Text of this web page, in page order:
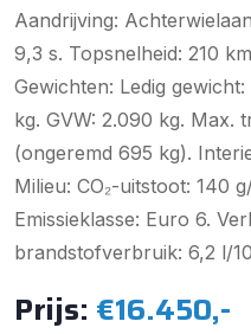
Aandrijving:
9,3 s. Topsnelheid: 210
Gewichten: Ledig
kg. GVW: 2.090 kg. Max.
(ongeremd 695 kg).
Milieu: CO₂-uitstoot: 140
Emissieklasse: Euro 6.
brandstofverbruik: 6,2 l/
Prijs: €16.450,-